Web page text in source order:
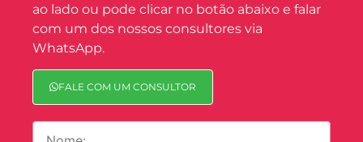
ao lado ou pode clicar no botão abaixo e falar
com um dos nossos consultores via
WhatsApp.
FALE COM UM CONSULTOR